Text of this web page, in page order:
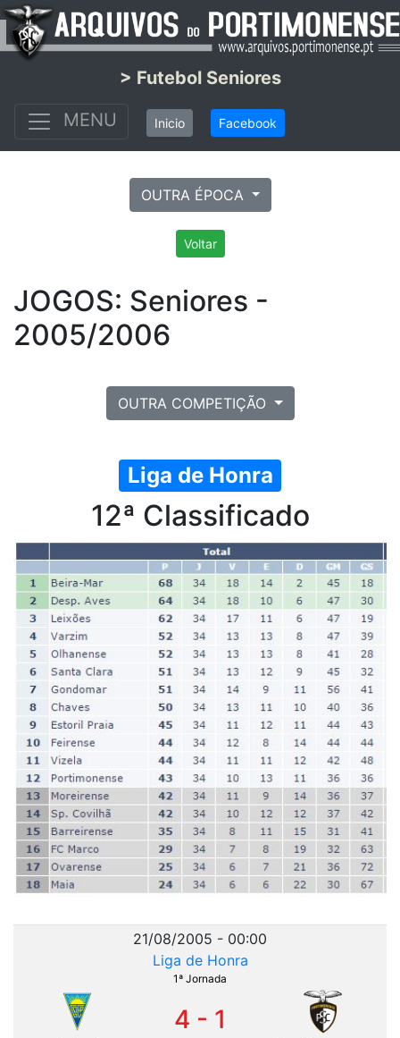
> Futebol Seniores
MENU
Inicio Facebook
OUTRA ÉPOCA
Voltar
JOGOS: Seniores -
2005/2006
OUTRA COMPETIÇÃO
Liga de Honra
12ª Classificado
21/08/2005 - 00:00
Liga de Honra
1ª Jornada
4 - 1